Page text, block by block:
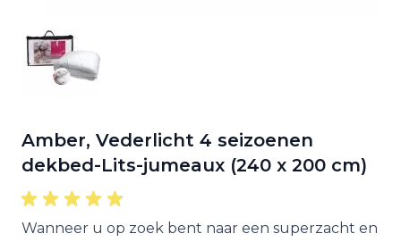
Amber, Vederlicht 4 seizoenen
dekbed-Lits-jumeaux (240 x 200 cm)
Wanneer u op zoek bent naar een superzacht en